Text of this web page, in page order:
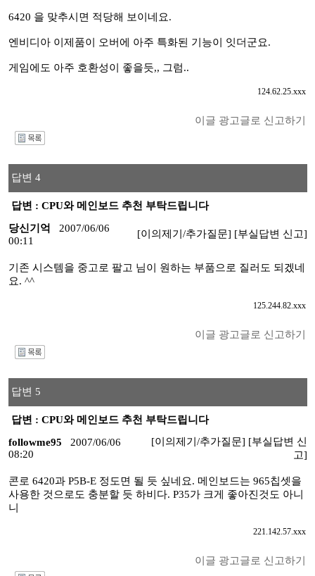
6420 을 맞추시면 적당해 보이네요.
엔비디아 이제품이 오버에 아주 특화된 기능이 잇더군요.
게임에도 아주 호환성이 좋을듯,, 그럼..
124.62.25.xxx
이글 광고글로 신고하기
답변 4
답변 : CPU와 메인보드 추천 부탁드립니다
당신기억
2007/06/06
00:11
[이의제기/추가질문] [부실답변 신고]
기존 시스템을 중고로 팔고 님이 원하는 부품으로 질러도 되겠네
요. ^^
125.244.82.xxx
이글 광고글로 신고하기
답변 5
답변 : CPU와 메인보드 추천 부탁드립니다
followme95
2007/06/06
08:20
[이의제기/추가질문] [부실답변 신
고]
콘로 6420과 P5B-E 정도면 될 듯 싶네요. 메인보드는 965칩셋을
사용한 것으로도 충분할 듯 하비다. P35가 크게 좋아진것도 아니
니
221.142.57.xxx
이글 광고글로 신고하기